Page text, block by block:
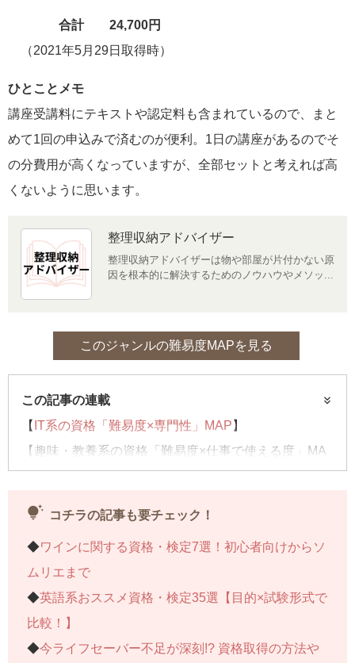
合計 24,700円
（2021年5月29日取得時）
ひとことメモ
講座受講料にテキストや認定料も含まれているので、まと
めて1回の申込みで済むのが便利。1日の講座があるのでそ
の分費用が高くなっていますが、全部セットと考えれば高
くないように思います。
整理収納アドバイザー
整理収納アドバイザーは物や部屋が片付かない原
因を根本的に解決するためのノウハウやメソッ...
このジャンルの難易度MAPを見る
この記事の連載
【 IT系の資格「難易度×専門性」MAP 】
【趣味・教養系の資格「難易度×仕事で使える度」MA
子どもにおススメの資格「難易度×適年齢」MAP
tips_and_updates コチラの記事も要チェック！
◆ワインに関する資格・検定7選！初心者向けからソ
ムリエまで
◆英語系おススメ資格・検定35選【目的×試験形式で
比較！】
◆今ライフセーバー不足が深刻!? 資格取得の方法や